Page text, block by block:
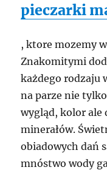
pieczarki
, ktore mozemy
Znakomitymi
każdego rodzaju
na parze nie
wygląd, kolor ale
minerałów.
obiadowych dań
mnóstwo wody